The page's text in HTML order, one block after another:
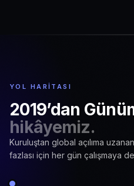
YOL HARITASI
2019’dan
hikâyemiz.
Kuruluştan global açılıma
fazlası için her gün çalışmaya